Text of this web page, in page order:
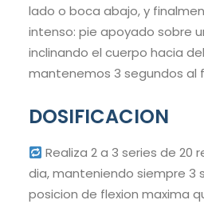
lado o boca abajo, y
intenso: pie apoyado sobre
inclinando el cuerpo hacia
mantenemos 3 segundos al
DOSIFICACION
Realiza 2 a 3 series de 20
dia, manteniendo siempre 3
posicion de flexion maxima